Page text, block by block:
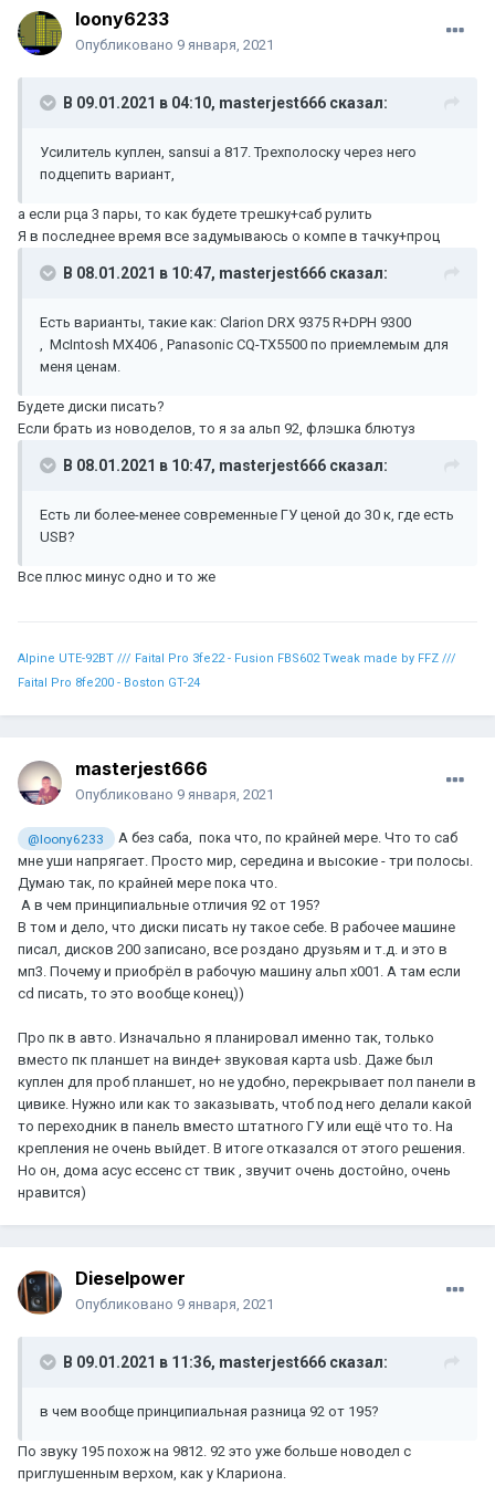
loony6233
Опубликовано 9 января, 2021
В 09.01.2021 в 04:10, masterjest666 сказал:
Усилитель куплен, sansui a 817. Трехполоску через него
подцепить вариант,
а если рца 3 пары, то как будете трешку+саб рулить
Я в последнее время все задумываюсь о компе в тачку+проц
В 08.01.2021 в 10:47, masterjest666 сказал:
Есть варианты, такие как: Clarion DRX 9375 R+DPH 9300
, McIntosh MX406 , Panasonic CQ-TX5500 по приемлемым для
меня ценам.
Будете диски писать?
Если брать из новоделов, то я за альп 92, флэшка блютуз
В 08.01.2021 в 10:47, masterjest666 сказал:
Есть ли более-менее современные ГУ ценой до 30 к, где есть
USB?
Все плюс минус одно и то же
Alpine UTE-92BT /// Faital Pro 3fe22 - Fusion FBS602 Tweak made by FFZ ///
Faital Pro 8fe200 - Boston GT-24
masterjest666
Опубликовано 9 января, 2021
@loony6233
А без саба, пока что, по крайней мере. Что то саб
мне уши напрягает. Просто мир, середина и высокие - три полосы.
Думаю так, по крайней мере пока что.
А в чем принципиальные отличия 92 от 195?
В том и дело, что диски писать ну такое себе. В рабочее машине
писал, дисков 200 записано, все роздано друзьям и т.д. и это в
мп3. Почему и приобрёл в рабочую машину альп x001. А там если
cd писать, то это вообще конец))
Про пк в авто. Изначально я планировал именно так, только
вместо пк планшет на винде+ звуковая карта usb. Даже был
куплен для проб планшет, но не удобно, перекрывает пол панели в
цивике. Нужно или как то заказывать, чтоб под него делали какой
то переходник в панель вместо штатного ГУ или ещё что то. На
крепления не очень выйдет. В итоге отказался от этого решения.
Но он, дома асус ессенс ст твик , звучит очень достойно, очень
нравится)
Dieselpower
Опубликовано 9 января, 2021
В 09.01.2021 в 11:36, masterjest666 сказал:
в чем вообще принципиальная разница 92 от 195?
По звуку 195 похож на 9812. 92 это уже больше новодел с
приглушенным верхом, как у Клариона.